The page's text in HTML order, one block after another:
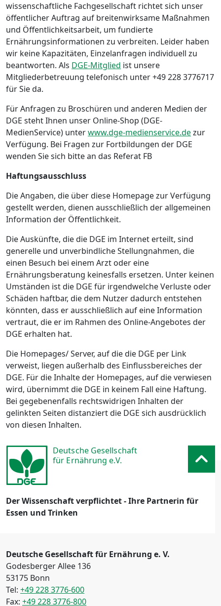
wissenschaftliche Fachgesellschaft richtet sich unser
öffentlicher Auftrag auf breitenwirksame Maßnahmen
und Öffentlichkeitsarbeit, um fundierte
Ernährungsinformationen zu verbreiten. Leider haben
wir keine Kapazitäten, Einzelanfragen individuell zu
beantworten. Als DGE-Mitglied ist unsere
Mitgliederbetreuung telefonisch unter +49 228 3776717
für Sie da.
Für Anfragen zu Broschüren und anderen Medien der
DGE steht Ihnen unser Online-Shop (DGE-
MedienService) unterwww.dge-medienservice.dezur
Verfügung. Bei Fragen zur Fortbildungen der DGE
wenden Sie sich bitte an das Referat FB
Haftungsausschluss
Die Angaben, die über diese Homepage zur Verfügung
gestellt werden, dienen ausschließlich der allgemeinen
Information der Öffentlichkeit.
Die Auskünfte, die die DGE im Internet erteilt, sind
generelle und unverbindliche Stellungnahmen, die
einen Besuch bei einem Arzt oder eine
Ernährungsberatung keinesfalls ersetzen. Unter keinen
Umständen ist die DGE für irgendwelche Verluste oder
Schäden haftbar, die dem Nutzer dadurch entstehen
könnten, dass er ausschließlich auf eine Information
vertraut, die er im Rahmen des Online-Angebotes der
DGE erhalten hat.
Die Homepages/ Server, auf die die DGE per Link
verweist, liegen außerhalb des Einflussbereiches der
DGE. Für die Inhalte der Homepages, auf die verwiesen
wird, übernimmt die DGE in keinem Fall eine Haftung.
Bei gegebenenfalls rechtswidrigen Inhalten der
gelinkten Seiten distanziert die DGE sich ausdrücklich
von diesen Inhalten.
Deutsche Gesellschaft
für Ernährung e.V.
Der Wissenschaft verpflichtet - Ihre Partnerin für
Essen und Trinken
Deutsche Gesellschaft für Ernährung e. V.
Godesberger Allee 136
53175 Bonn
Tel: +49 228 3776-600
Fax: +49 228 3776-800